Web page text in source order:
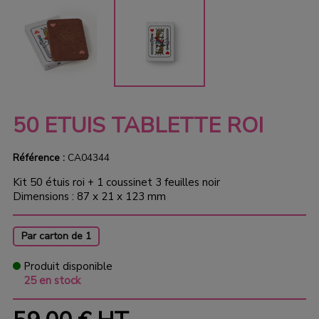
50 ETUIS TABLETTE ROI
Référence :CA04344
Kit 50 étuis roi + 1 coussinet 3 feuilles noir
Dimensions : 87 x 21 x 123 mm
Par carton de 1
Produit disponible
25 en stock